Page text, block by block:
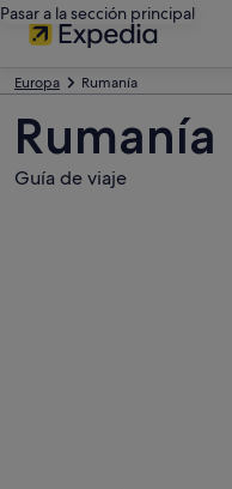
Pasar a la sección principal
Europa Rumanía
Rumanía
Guía de viaje